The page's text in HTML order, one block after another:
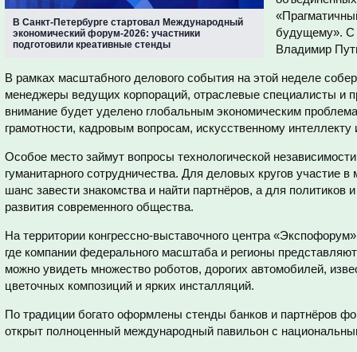
В Санкт-Петербурге стартовал Международный
экономический форум-2026: участники
подготовили креативные стенды
будущему». С
Владимир
В рамках масштабного делового события на этой неделе
менеджеры ведущих корпораций, отраслевые специалисты и
внимание будет уделено глобальным экономическим
грамотности, кадровым вопросам, искусственному интеллекту
Особое место займут вопросы технологической
гуманитарного сотрудничества. Для деловых кругов участие
шанс завести знакомства и найти партнёров, а для политиков
развития современного общества.
На территории конгрессно-выставочного центра
где компании федерального масштаба и регионы
можно увидеть множество роботов, дорогих автомобилей,
цветочных композиций и ярких инсталляций.
По традиции богато оформлены стенды банков и партнёров
открыт полноценный международный павильон с